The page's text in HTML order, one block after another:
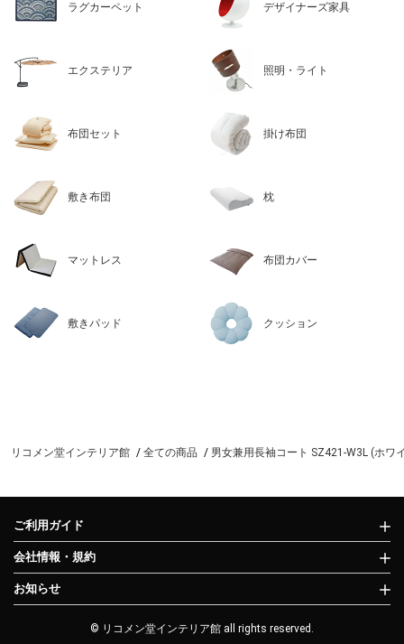
ラグカーペット デザイナーズ家具
エクステリア 照明・ライト
布団セット 掛け布団
敷き布団 枕
マットレス 布団カバー
敷きパッド クッション
リコメン堂インテリア館 全ての商品 男女兼用長袖コート SZ421-W3L (ホ
ご利用ガイド
会社情報・規約
お知らせ
© リコメン堂インテリア館 all rights reserved.